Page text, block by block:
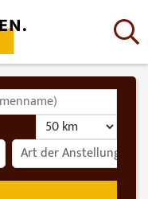
Art der Anstellung